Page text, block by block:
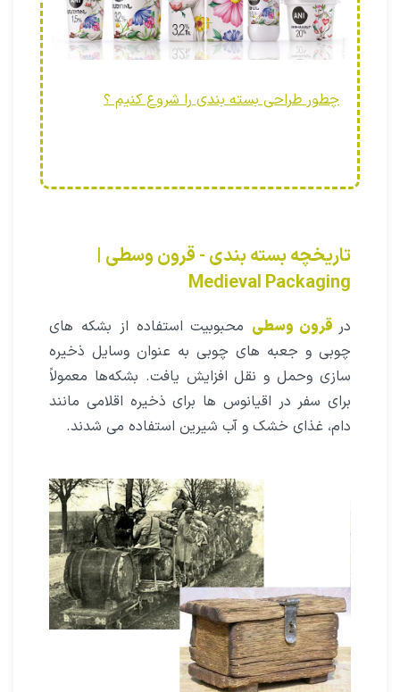
چطور طراحی بسته بندی را شروع کنیم ؟
تاریخچه بسته بندی - قرون وسطى |
Medieval Packaging
در قرون وسطى محبوبیت استفاده از بشکه هاى
چوبى و جعبه هاى چوبى به عنوان وسایل ذخیره
سازى وحمل و نقل افزایش یافت. بشکه‌‌ها معمولاً
براى سفر در اقیانوس ها برای ذخیره اقلامی مانند
دام، غذاى خشک و آب شیرین استفاده می شدند.